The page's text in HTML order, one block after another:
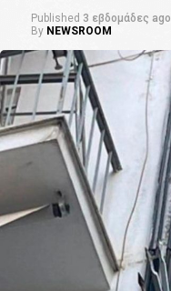
Published 3 εβδομάδες ago
By NEWSROOM